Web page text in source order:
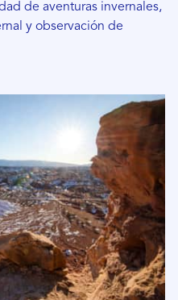
de aventuras invernales,
y observación de